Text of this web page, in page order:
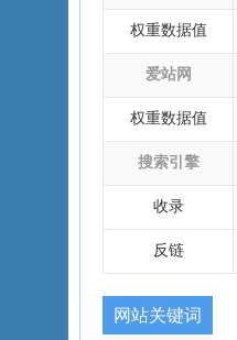
权重数据值
爱站网
权重数据值
搜索引擎
收录
反链
网站关键词